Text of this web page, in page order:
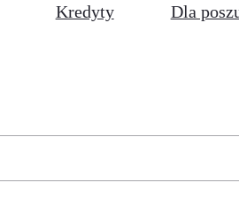
Kredyty Dla